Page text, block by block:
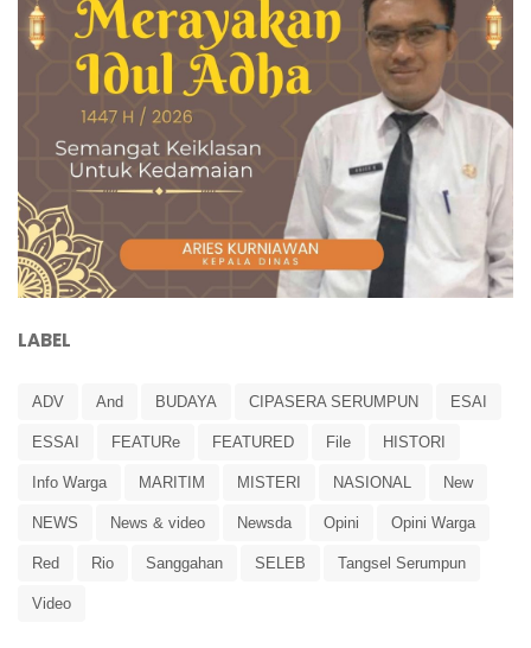
LABEL
ADV And BUDAYA CIPASERA SERUMPUN ESAI
ESSAI FEATURe FEATURED File HISTORI
Info Warga MARITIM MISTERI NASIONAL New
NEWS News & video Newsda Opini Opini Warga
Red Rio Sanggahan SELEB Tangsel Serumpun
Video